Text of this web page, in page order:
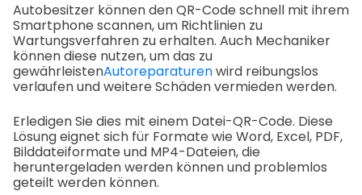
Autobesitzer können den QR-Code schnell mit ihrem
Smartphone scannen, um Richtlinien zu
Wartungsverfahren zu erhalten. Auch Mechaniker
können diese nutzen, um das zu
gewährleistenAutoreparaturenwird reibungslos
verlaufen und weitere Schäden vermieden werden.
Erledigen Sie dies mit einem Datei-QR-Code. Diese
Lösung eignet sich für Formate wie Word, Excel, PDF,
Bilddateiformate und MP4-Dateien, die
heruntergeladen werden können und problemlos
geteilt werden können.